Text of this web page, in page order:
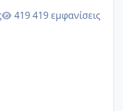
@Παρασκευαιδου
@Christi.D.
419 εμφανίσεις